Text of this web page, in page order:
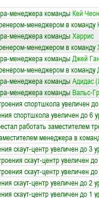
менеджера командыКей Чеон
менеджером в команду
менеджера команды Харрис
менеджером в команду
менеджера командыДжей
менеджером в команду
менеджера команды Адидас
менеджера команды Вальс-
спортшкола увеличен
спортшкола увеличен до 6
работать заместителем
менеджера в
скаут-центр увеличен до 3
скаут-центр увеличен
скаут-центр увеличен
скаут-центр увеличен до 2
скаут-центр увеличен до 1